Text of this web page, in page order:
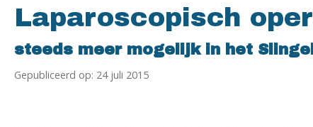
Laparoscopisch
steeds meer mogelijk in het
Gepubliceerd op: 24 juli 2015